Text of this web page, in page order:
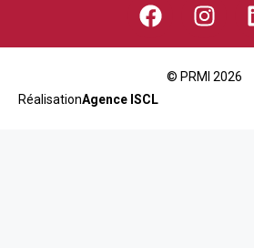
© PRMI 2026
RéalisationAgence ISCL